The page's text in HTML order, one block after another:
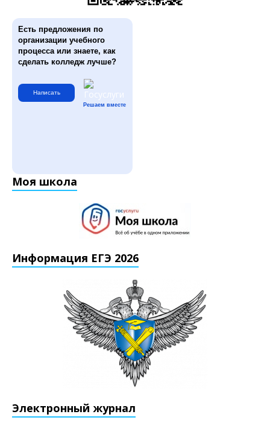
Есть предложения по
организации учебного
процесса или знаете, как
сделать колледж лучше?
Написать
Решаем вместе
Моя школа
Информация ЕГЭ 2026
Электронный журнал